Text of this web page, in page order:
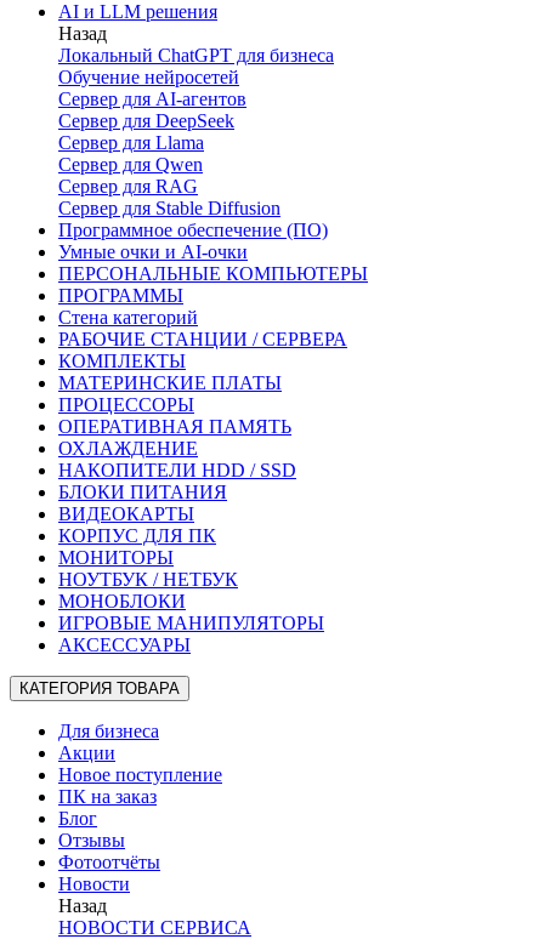
AI и LLM решения
Назад
Локальный ChatGPT для бизнеса
Обучение нейросетей
Сервер для AI-агентов
Сервер для DeepSeek
Сервер для Llama
Сервер для Qwen
Сервер для RAG
Сервер для Stable Diffusion
Программное обеспечение (ПО)
Умные очки и AI-очки
ПЕРСОНАЛЬНЫЕ КОМПЬЮТЕРЫ
ПРОГРАММЫ
Стена категорий
РАБОЧИЕ СТАНЦИИ / СЕРВЕРА
КОМПЛЕКТЫ
МАТЕРИНСКИЕ ПЛАТЫ
ПРОЦЕССОРЫ
ОПЕРАТИВНАЯ ПАМЯТЬ
ОХЛАЖДЕНИЕ
НАКОПИТЕЛИ HDD / SSD
БЛОКИ ПИТАНИЯ
ВИДЕОКАРТЫ
КОРПУС ДЛЯ ПК
МОНИТОРЫ
НОУТБУК / НЕТБУК
МОНОБЛОКИ
ИГРОВЫЕ МАНИПУЛЯТОРЫ
АКСЕССУАРЫ
КАТЕГОРИЯ ТОВАРА
Для бизнеса
Акции
Новое поступление
ПК на заказ
Блог
Отзывы
Фотоотчёты
Новости
Назад
НОВОСТИ СЕРВИСА